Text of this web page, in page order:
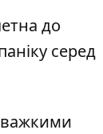
до
серед
важкими